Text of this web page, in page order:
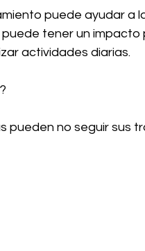
puede ayudar a
tener un impacto
actividades diarias.
pueden no seguir sus